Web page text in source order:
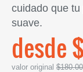
cuidado que
suave.
desde
valor original $180.00